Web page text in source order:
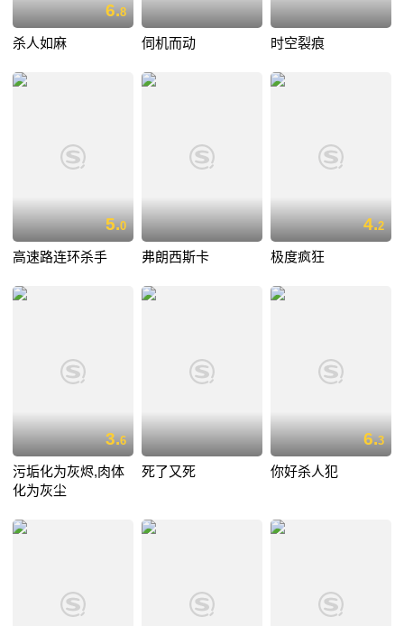
6.8
杀人如麻 伺机而动 时空裂痕
5.0
高速路连环杀手 弗朗西斯卡
4.2
极度疯狂
3.6
污垢化为灰烬,肉体
化为灰尘
死了又死
6.3
你好杀人犯